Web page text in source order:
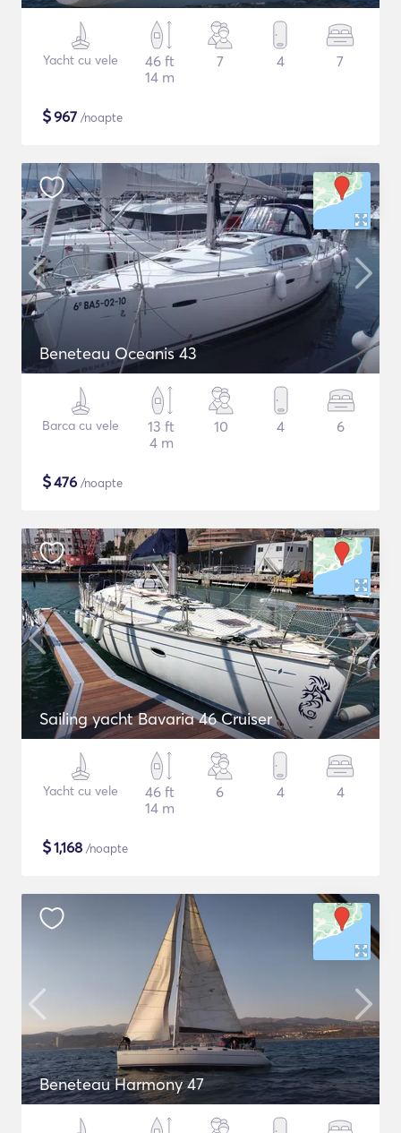
Yacht cu vele
46 ft
14 m
7 4 7
$967 /noapte
Beneteau Oceanis 43
Barca cu vele
13 ft
4 m
10 4 6
$476 /noapte
Sailing yacht Bavaria 46 Cruiser
Yacht cu vele
46 ft
14 m
6 4 4
$1,168 /noapte
Beneteau Harmony 47